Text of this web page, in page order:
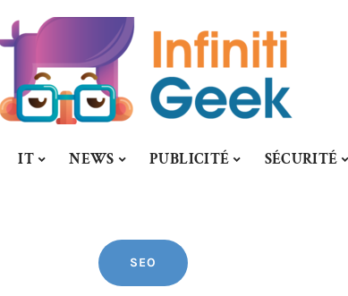
IT NEWS PUBLICITÉ SÉCURITÉ
SEO